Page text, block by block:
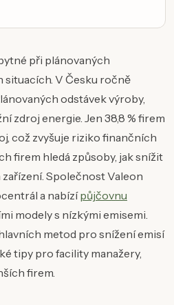
při plánovaných
situacích. V Česku ročně
odstávek výroby,
zdroj energie. Jen 38,8 % firem
což zvyšuje riziko finančních
firem hledá způsoby, jak snížit
Společnost Valeon
a nabízípůjčovnu
modely s nízkými emisemi.
metod pro snížení emisí
tipy pro facility manažery,
firem.